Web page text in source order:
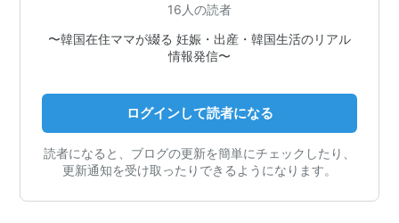
16人の読者
〜韓国在住ママが綴る 妊娠・出産・韓国生活のリアル
情報発信〜
ログインして読者になる
読者になると、ブログの更新を簡単にチェックしたり、
更新通知を受け取ったりできるようになります。